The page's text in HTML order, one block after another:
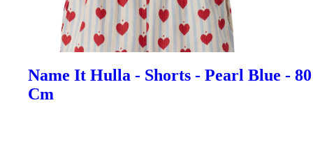
Name It Hulla - Shorts - Pearl Blue - 80
Cm